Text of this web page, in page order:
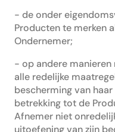
- de onder
Producten te merken
Ondernemer;
- op andere manieren
alle redelijke
bescherming van
betrekking tot de
Afnemer niet
uitoefening van zijn